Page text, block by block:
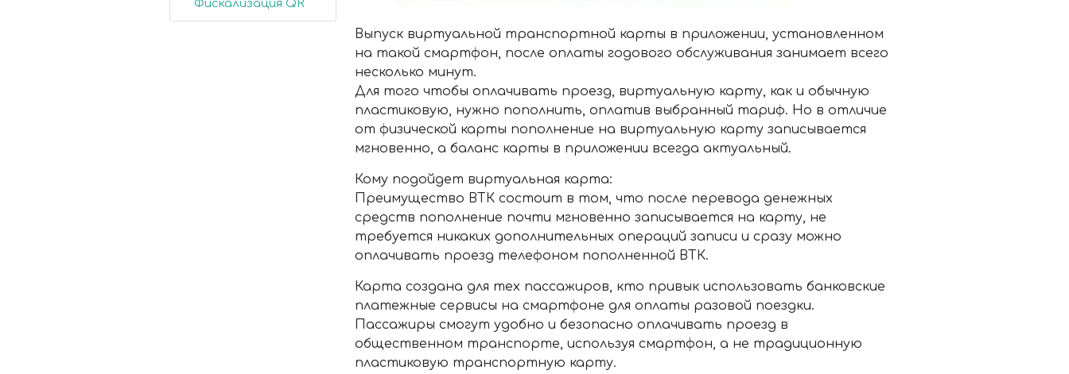
Фискализация QR
Выпуск виртуальной транспортной карты в приложении, установленном
на такой смартфон, после оплаты годового обслуживания занимает всего
несколько минут.
Для того чтобы оплачивать проезд, виртуальную карту, как и обычную
пластиковую, нужно пополнить, оплатив выбранный тариф. Но в отличие
от физической карты пополнение на виртуальную карту записывается
мгновенно, а баланс карты в приложении всегда актуальный.
Кому подойдет виртуальная карта:
Преимущество ВТК состоит в том, что после перевода денежных
средств пополнение почти мгновенно записывается на карту, не
требуется никаких дополнительных операций записи и сразу можно
оплачивать проезд телефоном пополненной ВТК.
Карта создана для тех пассажиров, кто привык использовать банковские
платежные сервисы на смартфоне для оплаты разовой поездки.
Пассажиры смогут удобно и безопасно оплачивать проезд в
общественном транспорте, используя смартфон, а не традиционную
пластиковую транспортную карту.